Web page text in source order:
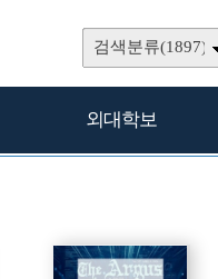
검색분류(1897)
외대학보